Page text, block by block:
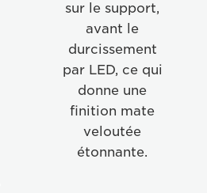
sur le support,
avant le
durcissement
par LED, ce qui
donne une
finition mate
veloutée
étonnante.